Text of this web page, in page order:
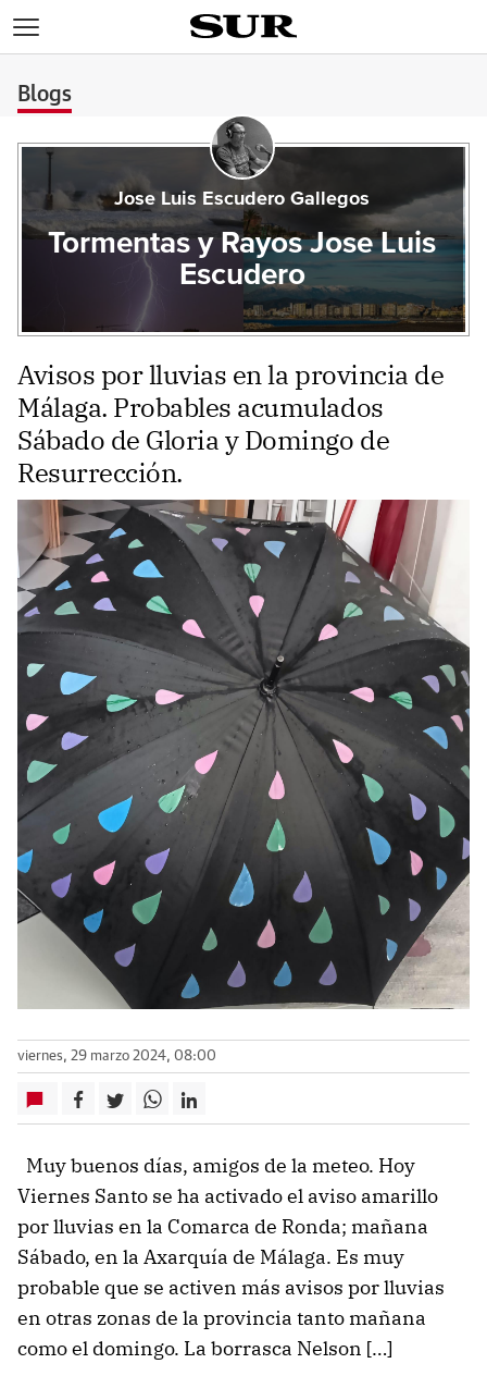
Blogs
Jose Luis Escudero Gallegos
Tormentas y Rayos Jose Luis
Escudero
Avisos por lluvias en la provincia de
Málaga. Probables acumulados
Sábado de Gloria y Domingo de
Resurrección.
viernes, 29 marzo 2024, 08:00
Muy buenos días, amigos de la meteo. Hoy
Viernes Santo se ha activado el aviso amarillo
por lluvias en la Comarca de Ronda; mañana
Sábado, en la Axarquía de Málaga. Es muy
probable que se activen más avisos por lluvias
en otras zonas de la provincia tanto mañana
como el domingo. La borrasca Nelson […]